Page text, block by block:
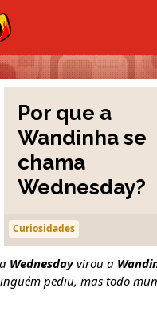
Por que a
Wandinha se
chama
Wednesday?
Curiosidades
Wednesdayvirou a
pediu, mas todo